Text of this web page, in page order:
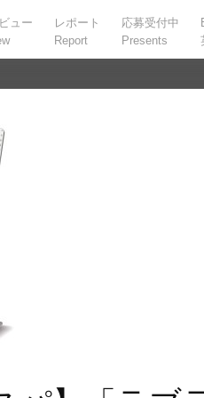
ュー
レポート
Report
応募受付中
Presents